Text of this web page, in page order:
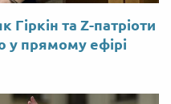
Гіркін та Z-патріоти
у прямому ефірі